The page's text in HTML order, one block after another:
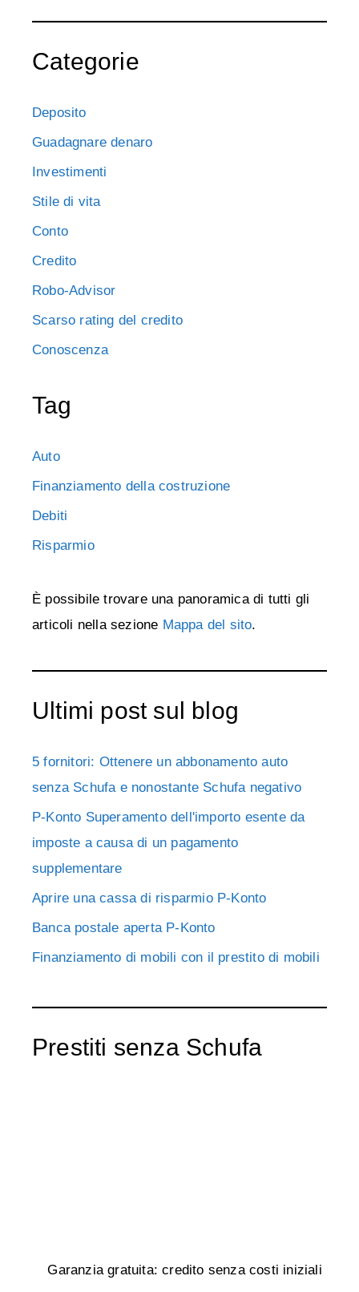
Categorie
Deposito
Guadagnare denaro
Investimenti
Stile di vita
Conto
Credito
Robo-Advisor
Scarso rating del credito
Conoscenza
Tag
Auto
Finanziamento della costruzione
Debiti
Risparmio
È possibile trovare una panoramica di tutti gli
articoli nella sezione Mappa del sito.
Ultimi post sul blog
5 fornitori: Ottenere un abbonamento auto
senza Schufa e nonostante Schufa negativo
P-Konto Superamento dell'importo esente da
imposte a causa di un pagamento
supplementare
Aprire una cassa di risparmio P-Konto
Banca postale aperta P-Konto
Finanziamento di mobili con il prestito di mobili
Prestiti senza Schufa
Garanzia gratuita: credito senza costi iniziali